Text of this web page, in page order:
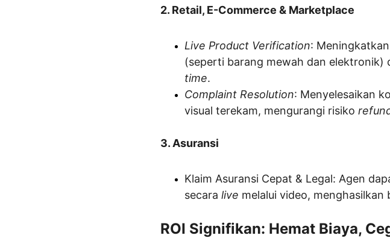
2. Retail, E-Commerce & Marketplace
Live Product Verification:
(seperti barang mewah dan elektronik)
time.
Complaint Resolution: Menyelesaikan
visual terekam, mengurangi risiko
3. Asuransi
Klaim Asuransi Cepat & Legal: Agen
secara live melalui video,
ROI Signifikan: Hemat Biaya,